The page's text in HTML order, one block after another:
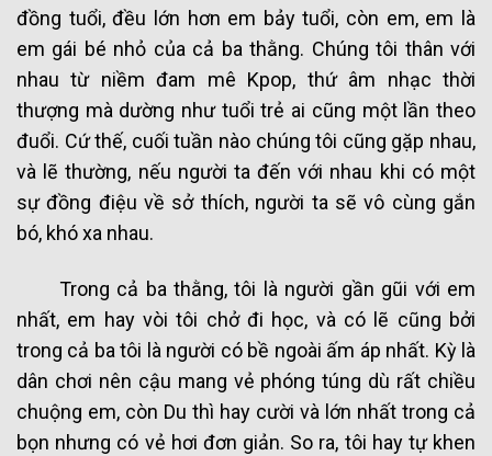
đồng tuổi, đều lớn hơn em bảy tuổi, còn em, em là
em gái bé nhỏ của cả ba thằng. Chúng tôi thân với
nhau từ niềm đam mê Kpop, thứ âm nhạc thời
thượng mà dường như tuổi trẻ ai cũng một lần theo
đuổi. Cứ thế, cuối tuần nào chúng tôi cũng gặp nhau,
và lẽ thường, nếu người ta đến với nhau khi có một
sự đồng điệu về sở thích, người ta sẽ vô cùng gắn
bó, khó xa nhau.
Trong cả ba thằng, tôi là người gần gũi với em
nhất, em hay vòi tôi chở đi học, và có lẽ cũng bởi
trong cả ba tôi là người có bề ngoài ấm áp nhất. Kỳ là
dân chơi nên cậu mang vẻ phóng túng dù rất chiều
chuộng em, còn Du thì hay cười và lớn nhất trong cả
bọn nhưng có vẻ hơi đơn giản. So ra, tôi hay tự khen